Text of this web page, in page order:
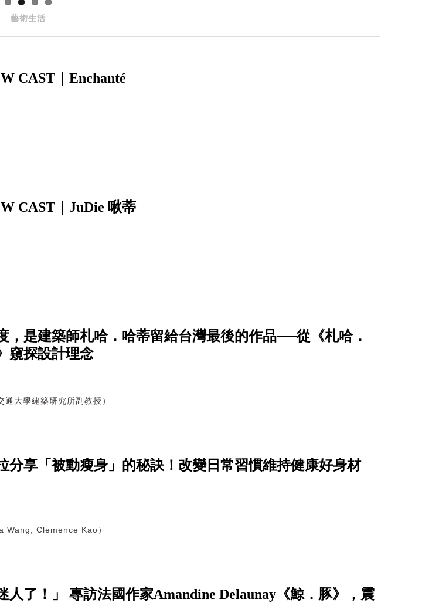
藝術生活
CAST｜Enchanté
CAST｜JuDie 啾蒂
，是建築師札哈．哈蒂留給台灣最後的作品──從《札哈．
窺探設計理念
通大學建築研究所副教授）
分享「被動瘦身」的秘訣！改變日常習慣維持健康好身材
Wang, Clemence Kao）
人了！」 專訪法國作家Amandine Delaunay《鯨．豚》，震